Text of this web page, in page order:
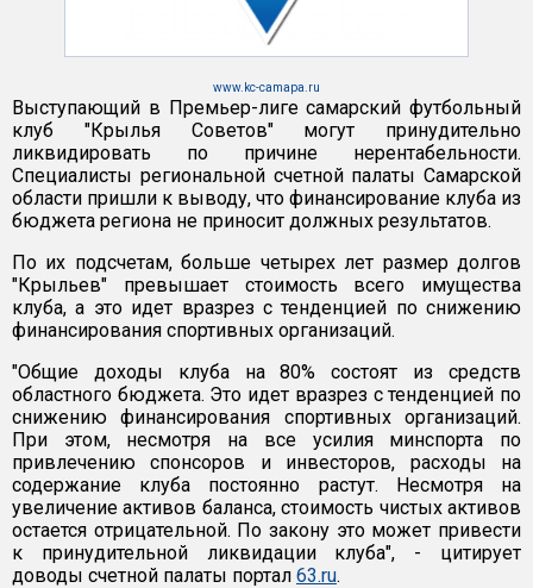
www.kc-camapa.ru
Выступающий в Премьер-лиге самарский футбольный
клуб "Крылья Советов" могут принудительно
ликвидировать по причине нерентабельности.
Специалисты региональной счетной палаты Самарской
области пришли к выводу, что финансирование клуба из
бюджета региона не приносит должных результатов.
По их подсчетам, больше четырех лет размер долгов
"Крыльев" превышает стоимость всего имущества
клуба, а это идет вразрез с тенденцией по снижению
финансирования спортивных организаций.
"Общие доходы клуба на 80% состоят из средств
областного бюджета. Это идет вразрез с тенденцией по
снижению финансирования спортивных организаций.
При этом, несмотря на все усилия минспорта по
привлечению спонсоров и инвесторов, расходы на
содержание клуба постоянно растут. Несмотря на
увеличение активов баланса, стоимость чистых активов
остается отрицательной. По закону это может привести
к принудительной ликвидации клуба", - цитирует
доводы счетной палаты портал 63.ru.